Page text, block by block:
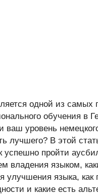
одной из самых
обучения в
ваш уровень
лучшего? В этой
успешно пройти
владения языком,
улучшения языка, как
и какие есть